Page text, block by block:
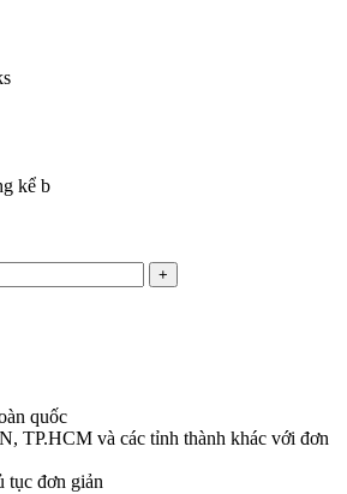
kể b
quốc
TP.HCM và các tỉnh thành khác với đơn
tục đơn giản